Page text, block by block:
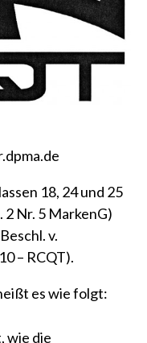
18, 24 und 25
2 Nr. 5 MarkenG)
v.
– RCQT).
es wie folgt:
wie die